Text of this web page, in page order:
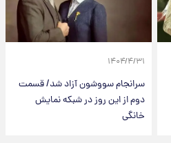
۱۴۰۴/۴/۳۱
سرانجام سووشون آزاد شد/ قسمت
دوم از این روز در شبکه نمایش
خانگی